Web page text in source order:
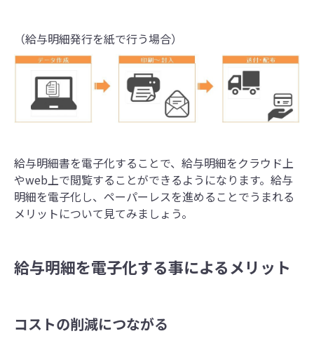
（給与明細発行を紙で行う場合）
給与明細書を電子化することで、給与明細をクラウド上
やweb上で閲覧することができるようになります。給与
明細を電子化し、ペーパーレスを進めることでうまれる
メリットについて見てみましょう。
給与明細を電子化する事によるメリット
コストの削減につながる